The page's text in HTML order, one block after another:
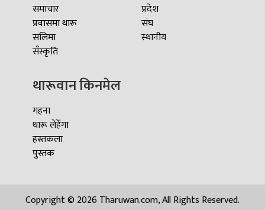
समाचार
प्रवासमा थारू
सलिमा
सँस्कृति
प्रदेश
संघ
स्थानीय
थारूवान किनमेल
गहना
थारू लेहेँगा
हस्तकला
पुस्तक
Copyright © 2026 Tharuwan.com, All Rights Reserved.